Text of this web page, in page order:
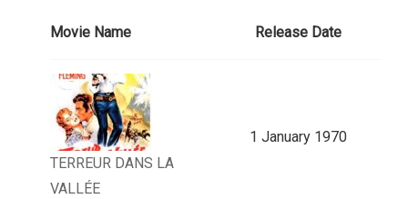
Movie Name Release Date
TERREUR DANS LA
VALLÉE
1 January 1970